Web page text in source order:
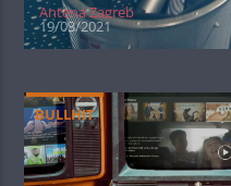
Antena Zagreb
19/03/2021
BULLHIT